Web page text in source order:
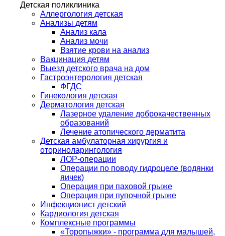
Детская поликлиника
Аллергология детская
Анализы детям
Анализ кала
Анализ мочи
Взятие крови на анализ
Вакцинация детям
Выезд детского врача на дом
Гастроэнтерология детская
ФГДС
Гинекология детская
Дерматология детская
Лазерное удаление доброкачественных
образований
Лечение атопического дерматита
Детская амбулаторная хирургия и
оториноларингология
ЛОР-операции
Операции по поводу гидроцеле (водянки
яичек)
Операция при паховой грыже
Операция при пупочной грыже
Инфекционист детский
Кардиология детская
Комплексные программы
«Торопыжки» - программа для малышей,